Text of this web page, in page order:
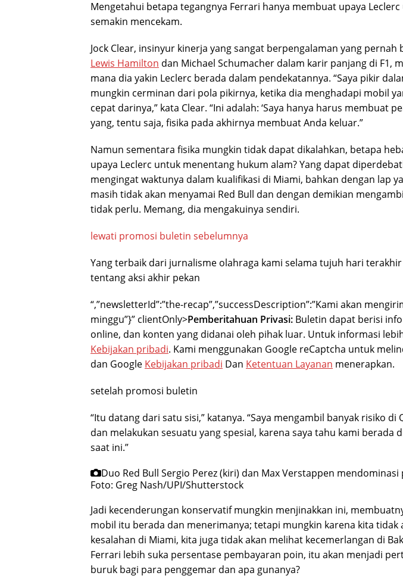
Mengetahui betapa tegangnya Ferrari hanya membuat upaya
semakin mencekam.
Jock Clear, insinyur kinerja yang sangat berpengalaman yang pernah
Lewis Hamilton dan Michael Schumacher dalam karir panjang di F1,
mana dia yakin Leclerc berada dalam pendekatannya. “Saya pikir
mungkin cerminan dari pola pikirnya, ketika dia menghadapi mobil
cepat darinya,” kata Clear. “Ini adalah: ‘Saya hanya harus membuat
yang, tentu saja, fisika pada akhirnya membuat Anda keluar.”
Namun sementara fisika mungkin tidak dapat dikalahkan, betapa
upaya Leclerc untuk menentang hukum alam? Yang dapat
mengingat waktunya dalam kualifikasi di Miami, bahkan dengan lap
masih tidak akan menyamai Red Bull dan dengan demikian
tidak perlu. Memang, dia mengakuinya sendiri.
lewati promosi buletin sebelumnya
Yang terbaik dari jurnalisme olahraga kami selama tujuh hari
tentang aksi akhir pekan
“,”newsletterId”:”the-recap”,”successDescription”:”Kami akan
minggu”}” clientOnly>Pemberitahuan Privasi: Buletin dapat berisi
online, dan konten yang didanai oleh pihak luar. Untuk informasi
Kebijakan pribadi. Kami menggunakan Google reCaptcha untuk
dan Google Kebijakan pribadi Dan Ketentuan Layanan menerapkan.
setelah promosi buletin
“Itu datang dari satu sisi,” katanya. “Saya mengambil banyak risiko di
dan melakukan sesuatu yang spesial, karena saya tahu kami berada
saat ini.”
Duo Red Bull Sergio Perez (kiri) dan Max Verstappen
Foto: Greg Nash/UPI/Shutterstock
Jadi kecenderungan konservatif mungkin menjinakkan ini,
mobil itu berada dan menerimanya; tetapi mungkin karena kita tidak
kesalahan di Miami, kita juga tidak akan melihat kecemerlangan di
Ferrari lebih suka persentase pembayaran poin, itu akan menjadi
buruk bagi para penggemar dan apa gunanya?